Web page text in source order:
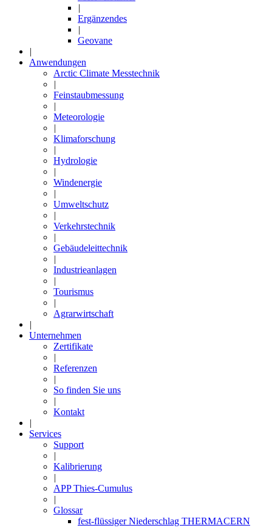
|
Ergänzendes
|
Geovane
|
Anwendungen
Arctic Climate Messtechnik
|
Feinstaubmessung
|
Meteorologie
|
Klimaforschung
|
Hydrologie
|
Windenergie
|
Umweltschutz
|
Verkehrstechnik
|
Gebäudeleittechnik
|
Industrieanlagen
|
Tourismus
|
Agrarwirtschaft
|
Unternehmen
Zertifikate
|
Referenzen
|
So finden Sie uns
|
Kontakt
|
Services
Support
|
Kalibrierung
|
APP Thies-Cumulus
|
Glossar
fest-flüssiger Niederschlag THERMACERN